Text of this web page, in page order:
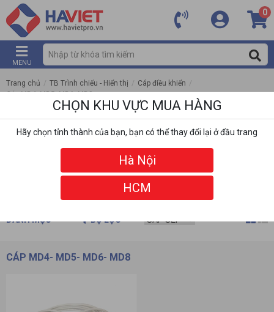
0
MENU
Trang chủ / TB Trình chiếu - Hiển thị / Cáp điều khiển /
Cáp MD4- MD5- MD6- MD8
DANH MỤC BỘ LỌC
CÁP MD4- MD5- MD6- MD8
CHỌN KHU VỰC MUA HÀNG
Hãy chọn tỉnh thành của bạn, bạn có thể thay đổi lại ở đầu trang
Hà Nội
HCM